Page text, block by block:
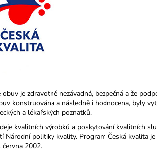
je zdravotně nezávadná, bezpečná a že
konstruována a následně i hodnocena, byly
a lékařských poznatků.
kvalitních výrobků a poskytování kvalitních
Národní politiky kvality. Program Česká kvalita
června 2002.